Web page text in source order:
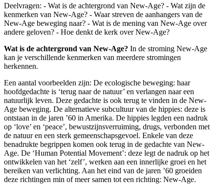
Deelvragen: - Wat is de achtergrond van New-Age? - Wat zijn de
kenmerken van New-Age? - Waar streven de aanhangers van de
New-Age beweging naar? - Wat is de mening van New-Age over
andere geloven? - Hoe denkt de kerk over New-Age?
Wat is de achtergrond van New-Age? In de stroming New-Age
kan je verschillende kenmerken van meerdere stromingen
herkennen.
Een aantal voorbeelden zijn: De ecologische beweging: haar
hoofdgedachte is ‘terug naar de natuur’ en verlangen naar een
natuurlijk leven. Deze gedachte is ook terug te vinden in de New-
Age beweging. De alternatieve subcultuur van de hippies: deze is
ontstaan in de jaren ’60 in Amerika. De hippies legden een nadruk
op ‘love’ en ‘peace’, bewustzijnsverruiming, drugs, verbonden met
de natuur en een sterk gemeenschapsgevoel. Enkele van deze
benadrukte begrippen komen ook terug in de gedachte van New-
Age. De ‘Human Potential Movement’: deze legt de nadruk op het
ontwikkelen van het ‘zelf’, werken aan een innerlijke groei en het
bereiken van verlichting. Aan het eind van de jaren ’60 groeiden
deze richtingen min of meer samen tot een richting: New-Age.